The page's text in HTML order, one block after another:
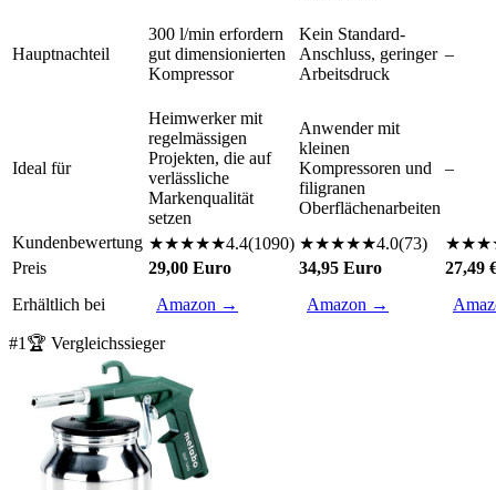
Hauptnachteil
300 l/min erfordern
gut dimensionierten
Kompressor
Kein Standard-
Anschluss, geringer
Arbeitsdruck
–
Ideal für
Heimwerker mit
regelmässigen
Projekten, die auf
verlässliche
Markenqualität
setzen
Anwender mit
kleinen
Kompressoren und
filigranen
Oberflächenarbeiten
–
Kundenbewertung ★★★★★4.4(1090) ★★★★★4.0(73) ★★★
Preis
29,00 Euro 34,95 Euro
27,49
Erhältlich bei
Amazon → Amazon →
#1 🏆 Vergleichssieger